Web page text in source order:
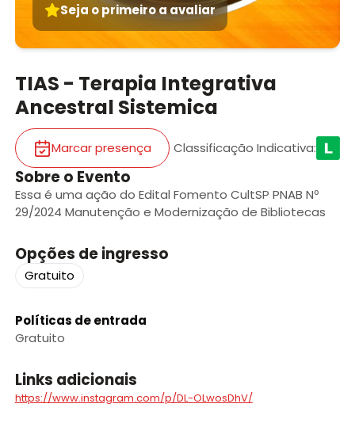
Seja o primeiro a avaliar
TIAS - Terapia Integrativa
Ancestral Sistemica
Marcar presença Classificação Indicativa:
Sobre o Evento
Essa é uma ação do Edital Fomento CultSP PNAB Nº
29/2024 Manutenção e Modernização de Bibliotecas
Opções de ingresso
Gratuito
Políticas de entrada
Gratuito
Links adicionais
https://www.instagram.com/p/DL-OLwosDhV/